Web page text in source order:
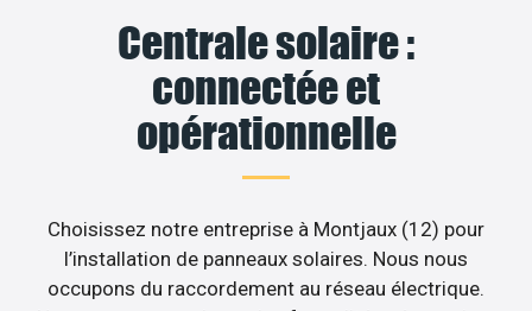
Centrale solaire :
connectée et
opérationnelle
Choisissez notre entreprise à Montjaux (12) pour
l’installation de panneaux solaires. Nous nous
occupons du raccordement au réseau électrique.